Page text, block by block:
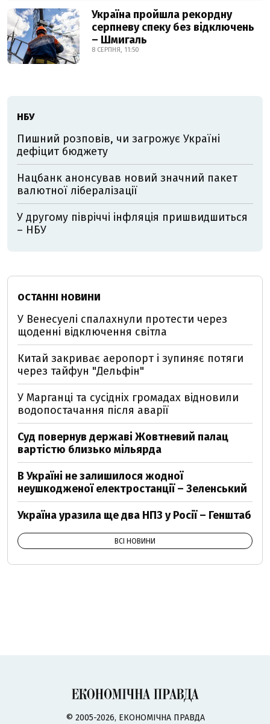
Україна пройшла рекордну
серпневу спеку без відключень
– Шмигаль
8 СЕРПНЯ, 11:50
НБУ
Пишний розповів, чи загрожує Україні
дефіцит бюджету
Нацбанк анонсував новий значний пакет
валютної лібералізації
У другому півріччі інфляція пришвидшиться
– НБУ
ОСТАННІ НОВИНИ
У Венесуелі спалахнули протести через
щоденні відключення світла
Китай закриває аеропорт і зупиняє потяги
через тайфун "Дельфін"
У Марганці та сусідніх громадах відновили
водопостачання після аварії
Суд повернув державі Жовтневий палац
вартістю близько мільярда
В Україні не залишилося жодної
неушкодженої електростанції – Зеленський
Україна уразила ще два НПЗ у Росії – Генштаб
ВСІ НОВИНИ
© 2005-2026, ЕКОНОМІЧНА ПРАВДА